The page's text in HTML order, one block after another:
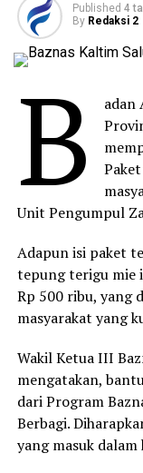
Published 4
By Redaksi 2
B
adan
Unit Pengumpul
Adapun isi paket
tepung terigu mie
Rp 500 ribu, yang
masyarakat yang
Wakil Ketua III
mengatakan,
dari Program
Berbagi.
yang masuk